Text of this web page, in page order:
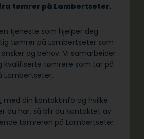
tømrer på Lambertseter.
tjeneste som hjelper deg
tømrer på Lambertseter som
og behov. Vi samarbeider
kvalifiserte tømrere som tar på
Lambertseter.
med din kontaktinfo og hvilke
du har, så blir du kontaktet av
tømreren på Lambertseter